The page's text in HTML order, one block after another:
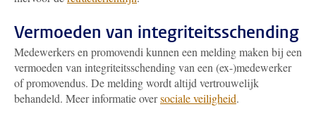
Vermoeden van integriteitsschending
Medewerkers en promovendi kunnen een melding maken bij een
vermoeden van integriteitsschending van een (ex-)medewerker
of promovendus. De melding wordt altijd vertrouwelijk
behandeld. Meer informatie oversociale veiligheid.